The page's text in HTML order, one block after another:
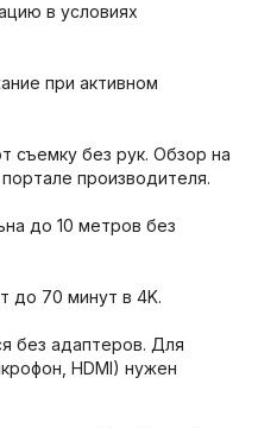
в условиях
при активном
съемку без рук. Обзор на
производителя.
до 10 метров без
до 70 минут в 4K.
без адаптеров. Для
HDMI) нужен